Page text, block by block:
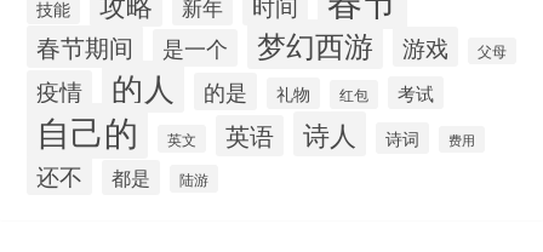
技能 新年
春节期间 是一个 梦幻西游 游戏 父母
疫情 的人 的是 礼物 红包 考试
自己的 英文 英语 诗人 诗词 费用
还不 都是 陆游